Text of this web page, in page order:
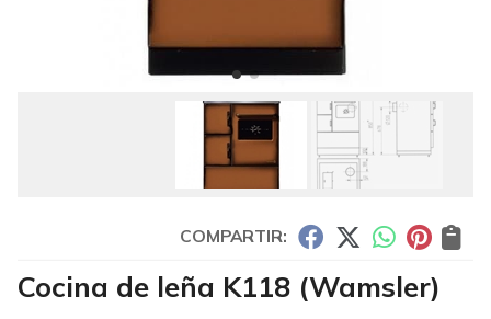
COMPARTIR:
Cocina de leña K118 (Wamsler)